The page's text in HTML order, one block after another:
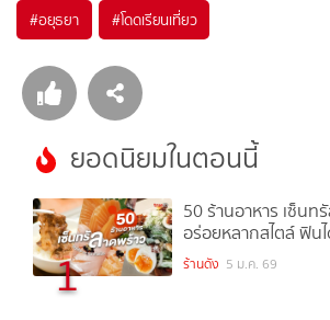
#อยุธยา #โดดเรียนเที่ยว
ยอดนิยมในตอนนี้
1
50 ร้านอาหาร เซ็นท
อร่อยหลากสไตล์ ฟินไ
ร้านดัง 5 ม.ค. 69